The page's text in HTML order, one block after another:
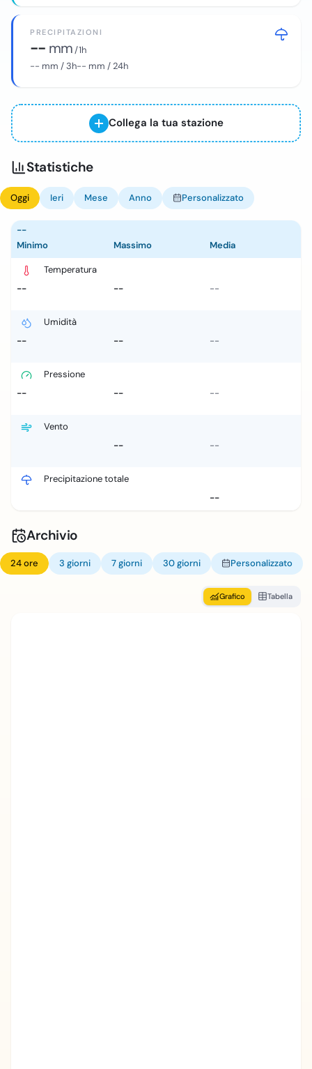
PRECIPITAZIONI
-- mm/ 1h
-- mm / 3h-- mm / 24h
Collega la tua stazione
Statistiche
Oggi Ieri Mese Anno Personalizzato
--
Minimo
Massimo Media
Temperatura
--
-- --
Umidità
--
-- --
Pressione
--
-- --
Vento
--
--
Precipitazione totale
--
Archivio
24 ore 3 giorni 7 giorni 30 giorni Personalizzato
Grafico Tabella